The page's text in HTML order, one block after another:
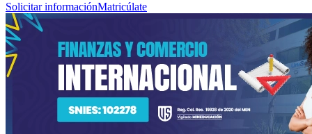
Solicitar informaciónMatricúlate